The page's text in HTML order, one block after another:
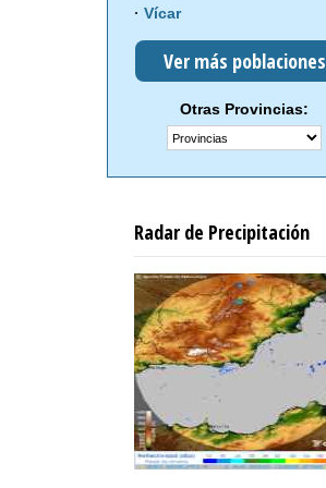
Vícar
Ver más poblaciones
Otras Provincias:
Radar de Precipitación